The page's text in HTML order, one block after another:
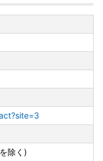
URL】
000397109.pdf
ておりますのでご確
保護は遷移先サイ
税担当
除く)